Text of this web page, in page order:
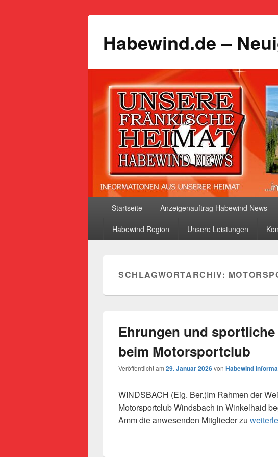
Habewind.de –
Startseite Anzeigenauftrag Habewind News
Habewind Region Unsere Leistungen
SCHLAGWORTARCHIV:
Ehrungen und
beim Motorsportclub
Veröffentlicht am 29. Januar 2026von Habewind
WINDSBACH (Eig. Ber.)Im Rahmen der
Motorsportclub Windsbach in Winkelhaid
Amm die anwesenden Mitglieder zu